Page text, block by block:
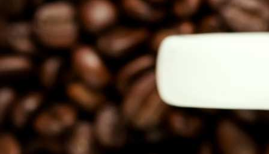
Rapoarte
Inițiative în derulare
Inițiative desfășurate
Manual de proceduri
Note & poziții​
Politici regionale
Bunele practici
Laborator sociometric
Transparența guvernării locale
People Watch